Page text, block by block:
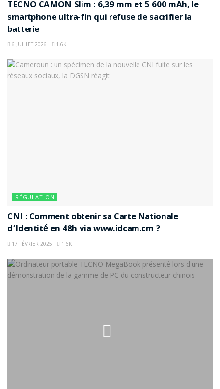
TECNO CAMON Slim : 6,39 mm et 5 600 mAh, le
smartphone ultra-fin qui refuse de sacrifier la
batterie
6 JUILLET 2026 1.6K
RÉGULATION
CNI : Comment obtenir sa Carte Nationale
d’Identité en 48h via www.idcam.cm ?
17 FÉVRIER 2025 1.6K